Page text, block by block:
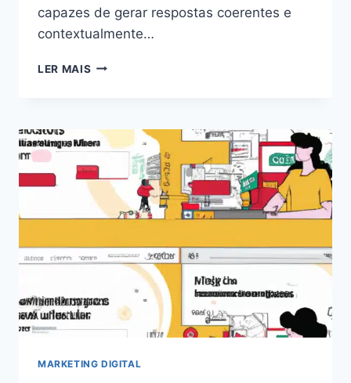
capazes de gerar respostas coerentes e
contextualmente…
LER MAIS EXPLORANDO
CHATS
GPT
PARA
BLOGS:
AUMENTE
EM
2024!
MARKETING DIGITAL